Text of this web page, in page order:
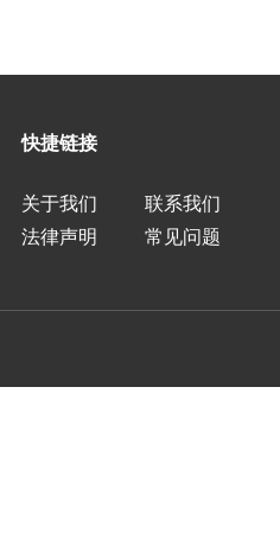
快捷链接
关于我们
联系我们
法律声明
常见问题